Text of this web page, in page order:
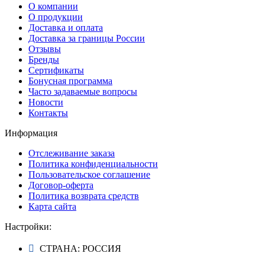
О компании
О продукции
Доставка и оплата
Доставка за границы России
Отзывы
Бренды
Сертификаты
Бонусная программа
Часто задаваемые вопросы
Новости
Контакты
Информация
Отслеживание заказа
Политика конфиденциальности
Пользовательское соглашение
Договор-оферта
Политика возврата средств
Карта сайта
Настройки:
СТРАНА: РОССИЯ